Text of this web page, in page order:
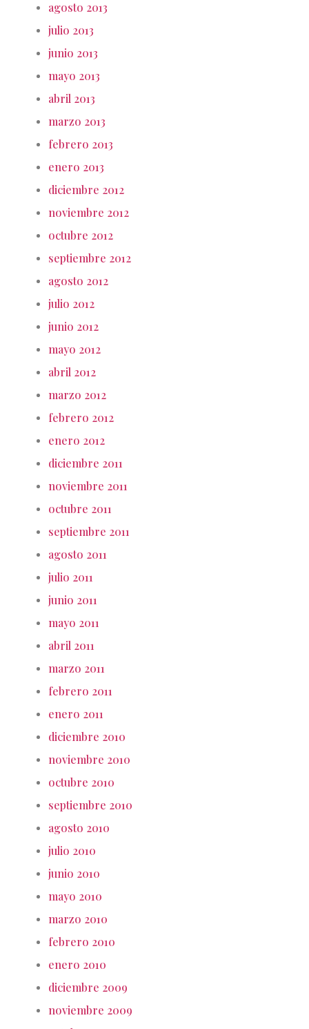
agosto 2013
julio 2013
junio 2013
mayo 2013
abril 2013
marzo 2013
febrero 2013
enero 2013
diciembre 2012
noviembre 2012
octubre 2012
septiembre 2012
agosto 2012
julio 2012
junio 2012
mayo 2012
abril 2012
marzo 2012
febrero 2012
enero 2012
diciembre 2011
noviembre 2011
octubre 2011
septiembre 2011
agosto 2011
julio 2011
junio 2011
mayo 2011
abril 2011
marzo 2011
febrero 2011
enero 2011
diciembre 2010
noviembre 2010
octubre 2010
septiembre 2010
agosto 2010
julio 2010
junio 2010
mayo 2010
marzo 2010
febrero 2010
enero 2010
diciembre 2009
noviembre 2009